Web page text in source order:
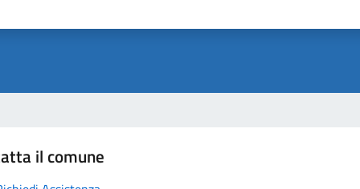
il comune